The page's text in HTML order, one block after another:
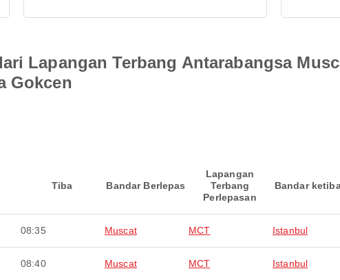
Lapangan Terbang Antarabangsa
Gokcen
Tiba Bandar Berlepas
Lapangan
Terbang
Perlepasan
Bandar
08:35 Muscat MCT Istanbul
08:40 Muscat MCT Istanbul